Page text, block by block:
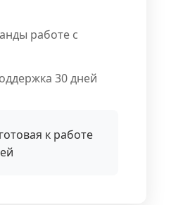
работе с
30 дней
готовая к работе